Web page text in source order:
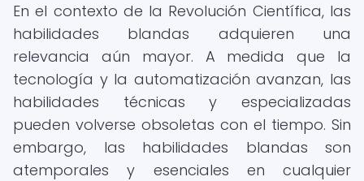
En el contexto de la Revolución Científica, las
habilidades blandas adquieren una
relevancia aún mayor. A medida que la
tecnología y la automatización avanzan, las
habilidades técnicas y especializadas
pueden volverse obsoletas con el tiempo. Sin
embargo, las habilidades blandas son
atemporales y esenciales en cualquier